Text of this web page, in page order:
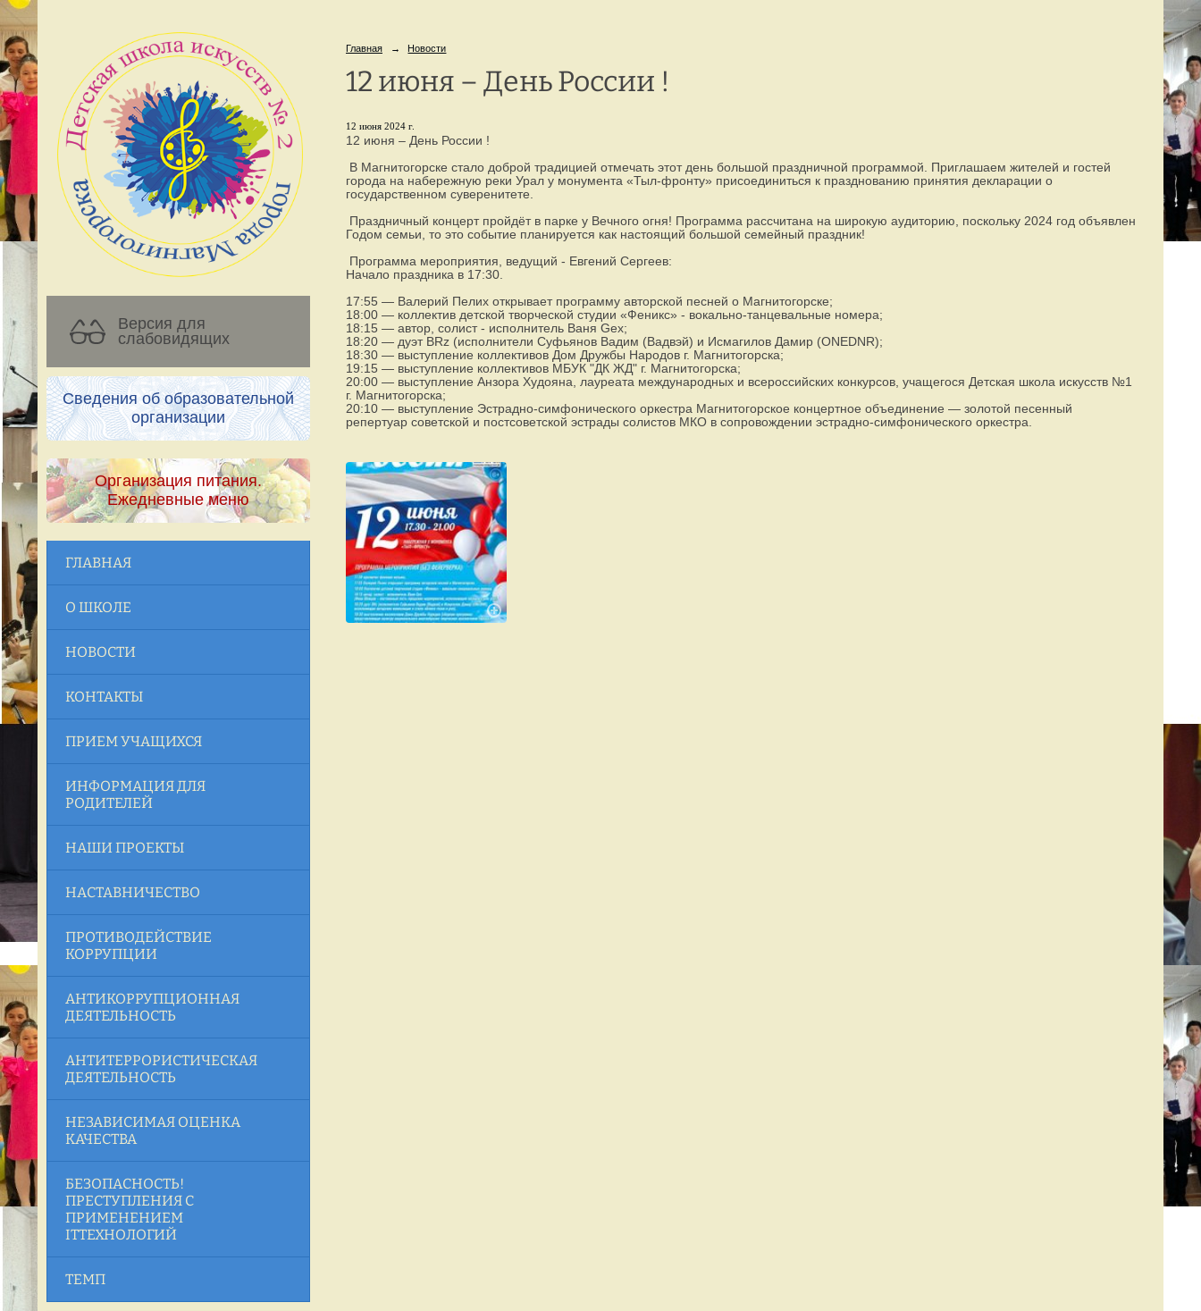
Версия для
слабовидящих
Сведения об образовательной
организации
Организация питания.
Ежедневные меню
ГЛАВНАЯ
О ШКОЛЕ
НОВОСТИ
КОНТАКТЫ
ПРИЕМ УЧАЩИХСЯ
ИНФОРМАЦИЯ ДЛЯ
РОДИТЕЛЕЙ
НАШИ ПРОЕКТЫ
НАСТАВНИЧЕСТВО
ПРОТИВОДЕЙСТВИЕ
КОРРУПЦИИ
АНТИКОРРУПЦИОННАЯ
ДЕЯТЕЛЬНОСТЬ
АНТИТЕРРОРИСТИЧЕСКАЯ
ДЕЯТЕЛЬНОСТЬ
НЕЗАВИСИМАЯ ОЦЕНКА
КАЧЕСТВА
БЕЗОПАСНОСТЬ!
ПРЕСТУПЛЕНИЯ С
ПРИМЕНЕНИЕМ
ITТЕХНОЛОГИЙ
ТЕМП
Главная → Новости
12 июня – День России !
12 июня 2024 г.
12 июня – День России !
В Магнитогорске стало доброй традицией отмечать этот день большой праздничной программой. Приглашаем жителей и гостей
города на набережную реки Урал у монумента «Тыл-фронту» присоединиться к празднованию принятия декларации о
государственном суверенитете.
Праздничный концерт пройдёт в парке у Вечного огня! Программа рассчитана на широкую аудиторию, поскольку 2024 год объявлен
Годом семьи, то это событие планируется как настоящий большой семейный праздник!
Программа мероприятия, ведущий - Евгений Сергеев:
Начало праздника в 17:30.
17:55 — Валерий Пелих открывает программу авторской песней о Магнитогорске;
18:00 — коллектив детской творческой студии «Феникс» - вокально-танцевальные номера;
18:15 — автор, солист - исполнитель Ваня Gex;
18:20 — дуэт BRz (исполнители Суфьянов Вадим (Вадвэй) и Исмагилов Дамир (ONEDNR);
18:30 — выступление коллективов Дом Дружбы Народов г. Магнитогорска;
19:15 — выступление коллективов МБУК "ДК ЖД" г. Магнитогорска;
20:00 — выступление Анзора Худояна, лауреата международных и всероссийских конкурсов, учащегося Детская школа искусств №1
г. Магнитогорска;
20:10 — выступление Эстрадно-симфонического оркестра Магнитогорское концертное объединение — золотой песенный
репертуар советской и постсоветской эстрады солистов МКО в сопровождении эстрадно-симфонического оркестра.